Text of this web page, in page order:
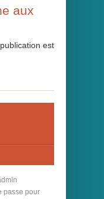
aux
est
passe pour